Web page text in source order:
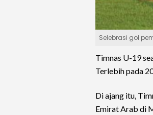
Selebrasi gol
Timnas U-19
Terlebih pada
Di ajang itu,
Emirat Arab di